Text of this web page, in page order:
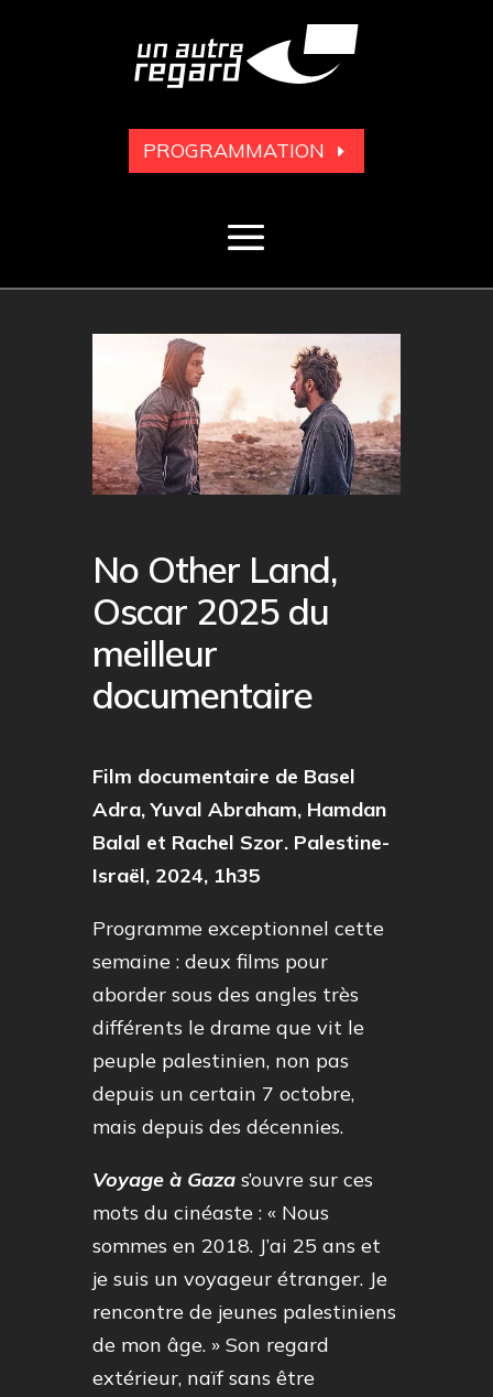
PROGRAMMATION
No Other Land,
Oscar 2025 du
meilleur
documentaire
Film documentaire de Basel
Adra, Yuval Abraham, Hamdan
Balal et Rachel Szor. Palestine-
Israël, 2024, 1h35
Programme exceptionnel cette
semaine : deux films pour
aborder sous des angles très
différents le drame que vit le
peuple palestinien, non pas
depuis un certain 7 octobre,
mais depuis des décennies.
Voyage à Gaza s’ouvre sur ces
mots du cinéaste : « Nous
sommes en 2018. J’ai 25 ans et
je suis un voyageur étranger. Je
rencontre de jeunes palestiniens
de mon âge. » Son regard
extérieur, naïf sans être